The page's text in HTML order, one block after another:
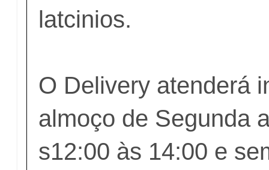
latcinios.
O Delivery atenderá
almoço de Segunda
s12:00 às 14:00 e